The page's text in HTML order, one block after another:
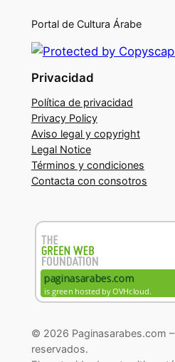
Portal de Cultura Árabe
Privacidad
Política de privacidad
Privacy Policy
Aviso legal y copyright
Legal Notice
Términos y condiciones
Contacta con consotros
© 2026 Paginasarabes.com
reservados.